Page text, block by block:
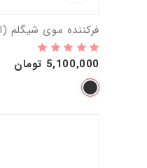
فرکننده موی شیگلم
5,100,000 تومان